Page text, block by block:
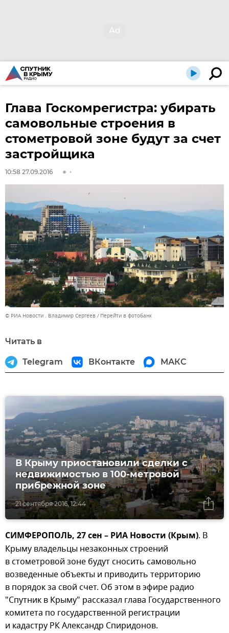
Глава Госкомрегистра: убирать
самовольные строения в
стометровой зоне будут за счет
застройщика
10:58 27.09.2016
© РИА Новости . Владимир Сергеев Перейти в фотобанк
Читать в
Telegram ВКонтакте МАКС
21 сентября 2016, 12:44
В Крыму приостановили сделки с
недвижимостью в 100-метровой
прибрежной зоне
СИМФЕРОПОЛЬ, 27 сен – РИА Новости (Крым). В
Крыму владельцы незаконных строений
в стометровой зоне будут сносить самовольно
возведенные объекты и приводить территорию
в порядок за свой счет. Об этом в эфире радио
"Спутник в Крыму" рассказал глава Государственного
комитета по государственной регистрации
и кадастру РК Александр Спиридонов.